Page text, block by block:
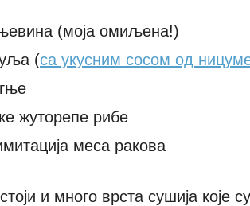
(моја омиљена!)
(са укусним сосом од
жуторепе рибе
меса ракова
и много врста сушија које